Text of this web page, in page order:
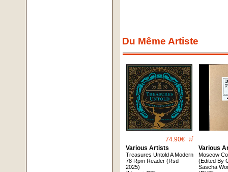
Du Même Artiste
74.90€ 🛒
Various Artists
Treasures Untold A Modern
78 Rpm Reader (Rsd
2025)
Various
Moscow
(Edited By
Sascha